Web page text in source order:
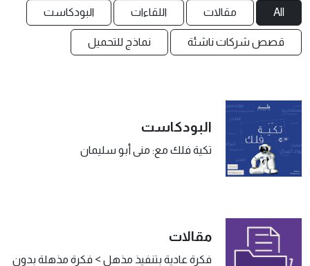
All مقالات اللقاءات البودكاست
قصص شركات ناشئة نماذج للتحميل
البودكاست
تكية فلك مع: منى أبو سليمان
مقالات
فكرة عادية بتنفيذ مذهل > فكرة مذهلة بدون